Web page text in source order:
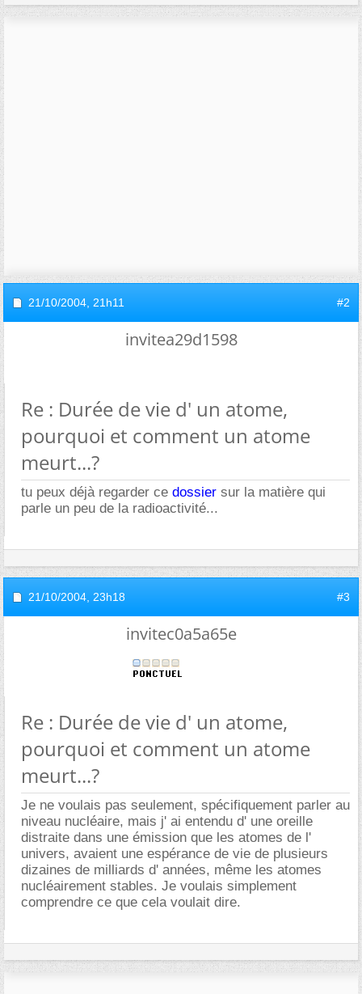
21/10/2004, 21h11 #2
invitea29d1598
Re : Durée de vie d' un atome,
pourquoi et comment un atome
meurt...?
tu peux déjà regarder ce dossier sur la matière qui
parle un peu de la radioactivité...
21/10/2004, 23h18 #3
invitec0a5a65e
Re : Durée de vie d' un atome,
pourquoi et comment un atome
meurt...?
Je ne voulais pas seulement, spécifiquement parler au
niveau nucléaire, mais j' ai entendu d' une oreille
distraite dans une émission que les atomes de l'
univers, avaient une espérance de vie de plusieurs
dizaines de milliards d' années, même les atomes
nucléairement stables. Je voulais simplement
comprendre ce que cela voulait dire.